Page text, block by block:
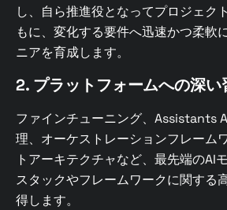
し、自ら推進役となってプロジェク
もに、変化する要件へ迅速かつ柔軟
ニアを育成します。
2. プラットフォームへの深い
ファインチューニング、Assistants
理、オーケストレーションフレーム
トアーキテクチャなど、最先端のAI
スタックやフレームワークに関する
得します。